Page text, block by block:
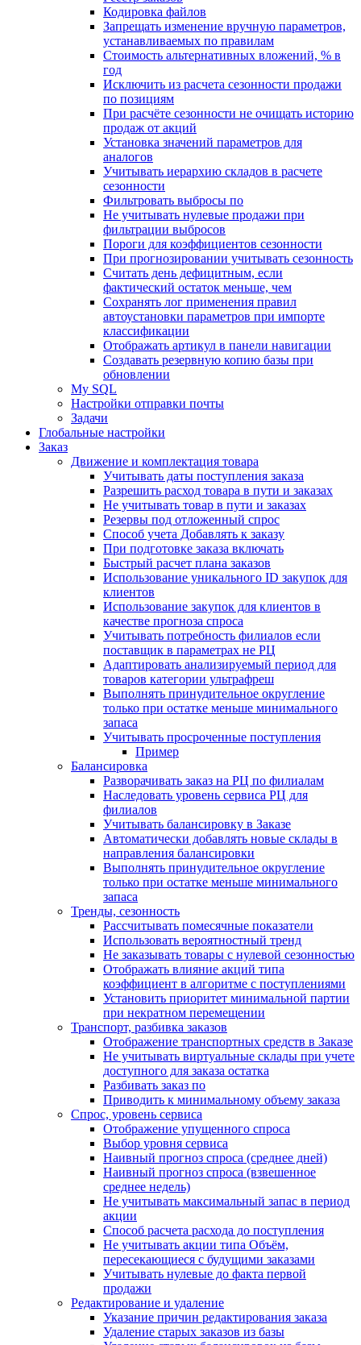
Кодировка файлов
Запрещать изменение вручную параметров,
устанавливаемых по правилам
Стоимость альтернативных вложений, % в
год
Исключить из расчета сезонности продажи
по позициям
При расчёте сезонности не очищать историю
продаж от акций
Установка значений параметров для
аналогов
Учитывать иерархию складов в расчете
сезонности
Фильтровать выбросы по
Не учитывать нулевые продажи при
фильтрации выбросов
Пороги для коэффициентов сезонности
При прогнозировании учитывать сезонность
Считать день дефицитным, если
фактический остаток меньше, чем
Сохранять лог применения правил
автоустановки параметров при импорте
классификации
Отображать артикул в панели навигации
Создавать резервную копию базы при
обновлении
My SQL
Настройки отправки почты
Задачи
Глобальные настройки
Заказ
Движение и комплектация товара
Учитывать даты поступления заказа
Разрешить расход товара в пути и заказах
Не учитывать товар в пути и заказах
Резервы под отложенный спрос
Способ учета Добавлять к заказу
При подготовке заказа включать
Быстрый расчет плана заказов
Использование уникального ID закупок для
клиентов
Использование закупок для клиентов в
качестве прогноза спроса
Учитывать потребность филиалов если
поставщик в параметрах не РЦ
Адаптировать анализируемый период для
товаров категории ультрафреш
Выполнять принудительное округление
только при остатке меньше минимального
запаса
Учитывать просроченные поступления
Пример
Балансировка
Разворачивать заказ на РЦ по филиалам
Наследовать уровень сервиса РЦ для
филиалов
Учитывать балансировку в Заказе
Автоматически добавлять новые склады в
направления балансировки
Выполнять принудительное округление
только при остатке меньше минимального
запаса
Тренды, сезонность
Рассчитывать помесячные показатели
Использовать вероятностный тренд
Не заказывать товары с нулевой сезонностью
Отображать влияние акций типа
коэффициент в алгоритме с поступлениями
Установить приоритет минимальной партии
при некратном перемещении
Транспорт, разбивка заказов
Отображение транспортных средств в Заказе
Не учитывать виртуальные склады при учете
доступного для заказа остатка
Разбивать заказ по
Приводить к минимальному объему заказа
Спрос, уровень сервиса
Отображение упущенного спроса
Выбор уровня сервиса
Наивный прогноз спроса (среднее дней)
Наивный прогноз спроса (взвешенное
среднее недель)
Не учитывать максимальный запас в период
акции
Способ расчета расхода до поступления
Не учитывать акции типа Объём,
пересекающиеся с будущими заказами
Учитывать нулевые до факта первой
продажи
Редактирование и удаление
Указание причин редактирования заказа
Удаление старых заказов из базы